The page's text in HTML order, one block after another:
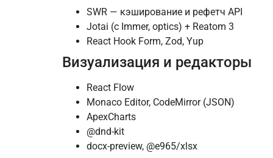
SWR — кэширование и рефетч API
Jotai (с Immer, optics) + Reatom 3
React Hook Form, Zod, Yup
Визуализация и редакторы
React Flow
Monaco Editor, CodeMirror (JSON)
ApexCharts
@dnd-kit
docx-preview, @e965/xlsx